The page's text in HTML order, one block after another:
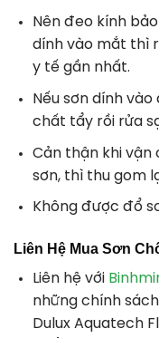
Nên đeo kính
dính vào mắt thì
y tế gần nhất.
Nếu sơn dính
chất tẩy rồi rửa
Cản thận khi vận
sơn, thì thu gom
Không được đổ
Liên Hệ Mua Sơn
Liên hệ với
những chính
Dulux Aquatech